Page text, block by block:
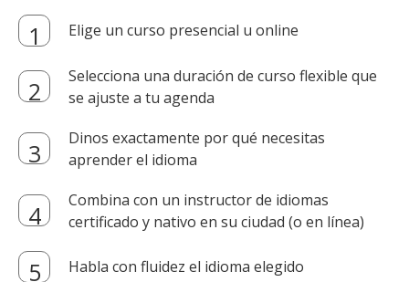
Elige un curso presencial u online
Selecciona una duración de curso flexible que
se ajuste a tu agenda
Dinos exactamente por qué necesitas
aprender el idioma
Combina con un instructor de idiomas
certificado y nativo en su ciudad (o en línea)
Habla con fluidez el idioma elegido